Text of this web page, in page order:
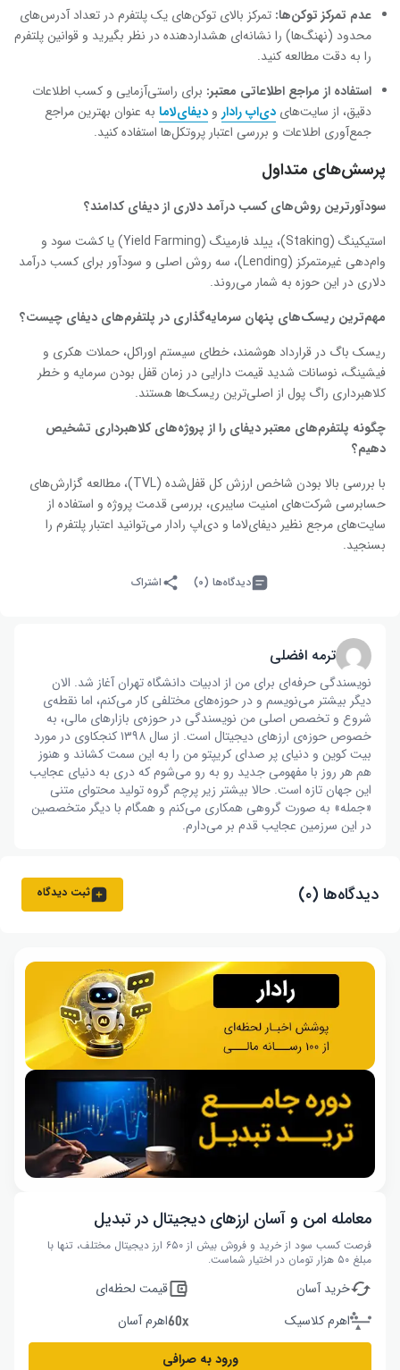
عدم تمرکز توکن‌ها: تمرکز بالای توکن‌های یک پلتفرم در تعداد آدرس‌های
محدود (نهنگ‌ها) را نشانه‌ای هشداردهنده در نظر بگیرید و قوانین پلتفرم
را به دقت مطالعه کنید.
استفاده از مراجع اطلاعاتی معتبر: برای راستی‌آزمایی و کسب اطلاعات
دقیق، از سایت‌های دی‌اپ رادار و دیفای‌لاما به عنوان بهترین مراجع
جمع‌آوری اطلاعات و بررسی اعتبار پروتکل‌ها استفاده کنید.
پرسش‌های متداول
سودآورترین روش‌های کسب درآمد دلاری از دیفای کدامند؟
استیکینگ (Staking)، ییلد فارمینگ (Yield Farming) یا کشت سود و
وام‌دهی غیرمتمرکز (Lending)، سه روش اصلی و سودآور برای کسب درآمد
دلاری در این حوزه به شمار می‌روند.
مهم‌ترین ریسک‌های پنهان سرمایه‌گذاری در پلتفرم‌های دیفای چیست؟
ریسک باگ در قرارداد هوشمند، خطای سیستم اوراکل، حملات هکری و
فیشینگ، نوسانات شدید قیمت دارایی در زمان قفل بودن سرمایه و خطر
کلاهبرداری راگ پول از اصلی‌ترین ریسک‌ها هستند.
چگونه پلتفرم‌های معتبر دیفای را از پروژه‌های کلاهبرداری تشخیص
دهیم؟
با بررسی بالا بودن شاخص ارزش کل قفل‌شده (TVL)، مطالعه گزارش‌های
حسابرسی شرکت‌های امنیت سایبری، بررسی قدمت پروژه و استفاده از
سایت‌های مرجع نظیر دیفای‌لاما و دی‌اپ رادار می‌توانید اعتبار پلتفرم را
بسنجید.
دیدگاه‌ها (۰) اشتراک
ترمه افضلی
نویسندگی حرفه‌ای برای من از ادبیات دانشگاه تهران آغاز شد. الان
دیگر بیشتر می‌نویسم و در حوزه‌های مختلفی کار می‌کنم، اما نقطه‌ی
شروع و تخصص اصلی من نویسندگی در حوزه‌ی بازار‌های مالی، به
خصوص حوزه‌ی ارز‌های دیجیتال است. از سال ۱۳۹۸ کنجکاوی در مورد
بیت کوین و دنیای پر صدای کریپتو من را به این سمت کشاند و هنوز
هم هر روز با مفهومی جدید رو به رو می‌شوم که دری به دنیای عجایب
این جهان تازه است. حالا بیشتر زیر پرچم گروه تولید محتوای متنی
«جمله» به صورت گروهی همکاری می‌کنم و همگام با دیگر متخصصین
در این سرزمین عجایب قدم بر می‌دارم.
دیدگاه‌ها (۰) ثبت دیدگاه
معامله امن و آسان ارزهای دیجیتال در تبدیل
فرصت کسب سود از خرید و فروش بیش از ۶۵۰ ارز دیجیتال مختلف، تنها با
مبلغ ۵۰ هزار تومان در اختیار شماست.
خرید آسان
قیمت لحظه‌ای
اهرم کلاسیک
اهرم آسان
ورود به صرافی